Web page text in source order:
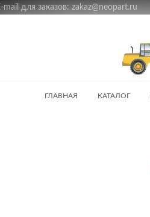
для заказов: zakaz@neopart.ru
ГЛАВНАЯ КАТАЛОГ